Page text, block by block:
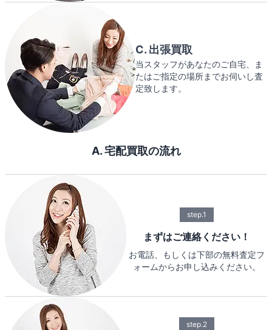
C. 出張買取
当スタッフがあなたのご自宅、ま
たはご指定の場所までお伺いし査
定致します。
A. 宅配買取の流れ
step.1
まずはご連絡ください！
お電話、もしくは下部の無料査定フ
ォームからお申し込みください。
step.2